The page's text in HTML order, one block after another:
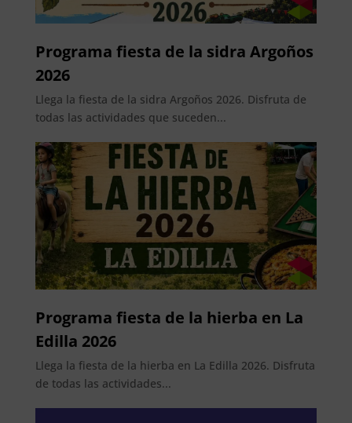
Programa fiesta de la sidra Argoños
2026
Llega la fiesta de la sidra Argoños 2026. Disfruta de
todas las actividades que suceden...
Programa fiesta de la hierba en La
Edilla 2026
Llega la fiesta de la hierba en La Edilla 2026. Disfruta
de todas las actividades...